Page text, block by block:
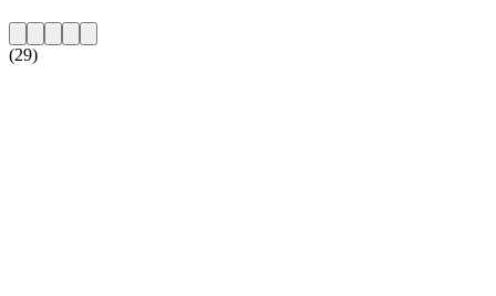
(29)